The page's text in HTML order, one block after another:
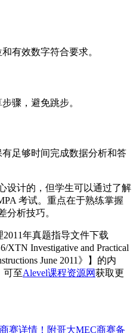
有效数字符合要求。
骤，避免跳步。
足够时间完成数据分析和答
设计的，但学生可以通过了解
考试。重点在于熟练掌握
分析技巧。
年真题指导文件下载
XTN Investigative and Practical
June 2011》】的内
可至Alevel课程资源网获取更
赛详情！附哥大MEC商赛备